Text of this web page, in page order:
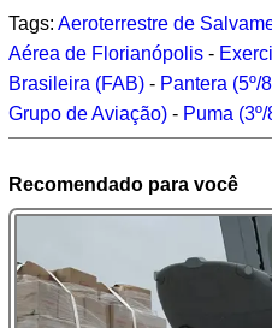
Tags: Aeroterrestre de
Aérea de Florianópolis -
Brasileira (FAB) - Pantera (5º/
Grupo de Aviação) - Puma
Recomendado para você